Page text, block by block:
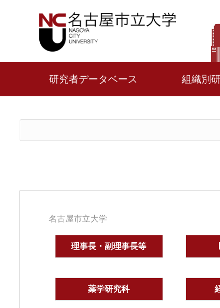
研究者データベース 組織別
名古屋市立大学
理事長・副理事長等
薬学研究科